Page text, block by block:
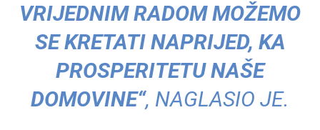
VRIJEDNIM RADOM MOŽEMO
SE KRETATI NAPRIJED, KA
PROSPERITETU NAŠE
DOMOVINE“, NAGLASIO JE.